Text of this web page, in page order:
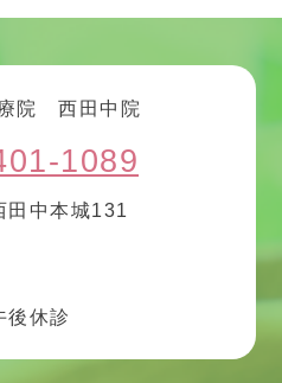
院 西田中院
1089
田中本城131
後休診